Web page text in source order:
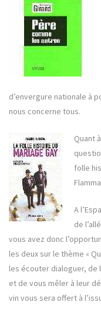
d’envergure nationale à
nous concerne tous.
Quant
folle
A
de
vous avez donc
les deux sur le thème «
les écouter dialoguer,
et de vous mêler à leur
vin vous sera offert à